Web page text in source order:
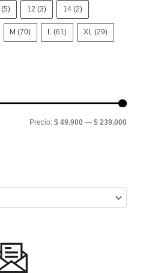
(5) 12 (3) 14 (2)
M (70) L (61) XL (29)
Precio: $ 49.900 — $ 239.000